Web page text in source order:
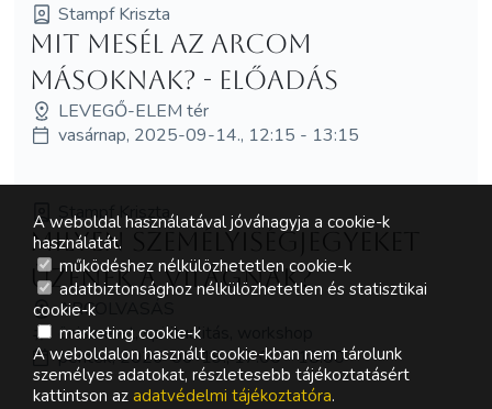
Stampf Kriszta
Mit mesél az arcom
másoknak? - ELŐADÁS
LEVEGŐ-ELEM tér
vasárnap, 2025-09-14., 12:15 - 13:15
Stampf Kriszta
Milyen személyiségjegyeket
üzenek a világnak?
ARCOLVASÁS
önismeret, spiritualitás, workshop
péntek, 2026-06-19., 17:00 - 18:00
A weboldal használatával jóváhagyja a cookie-k
használatát.
működéshez nélkülözhetetlen cookie-k
adatbiztonsághoz nélkülözhetetlen és statisztikai
cookie-k
marketing cookie-k
A weboldalon használt cookie-kban nem tárolunk
személyes adatokat, részletesebb tájékoztatásért
kattintson az adatvédelmi tájékoztatóra.